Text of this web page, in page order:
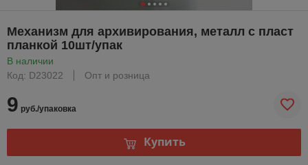
Механизм для архивирования, металл с пласт
планкой 10шт/упак
В наличии
Код: D23022
Опт и розница
9 руб./упаковка
Купить